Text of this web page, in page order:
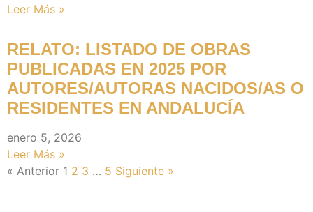
Leer Más »
RELATO: LISTADO DE OBRAS
PUBLICADAS EN 2025 POR
AUTORES/AUTORAS NACIDOS/AS O
RESIDENTES EN ANDALUCÍA
enero 5, 2026
Leer Más »
« Anterior 1 2 3 … 5 Siguiente »